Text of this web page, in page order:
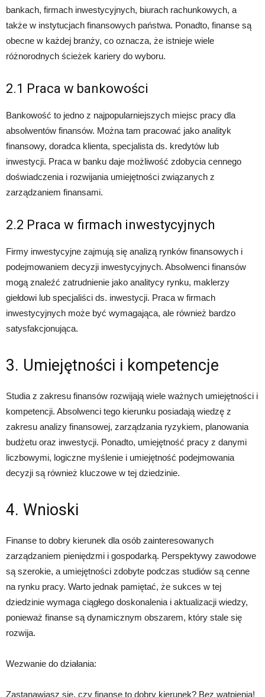
bankach, firmach inwestycyjnych, biurach rachunkowych, a
także w instytucjach finansowych państwa. Ponadto, finanse są
obecne w każdej branży, co oznacza, że istnieje wiele
różnorodnych ścieżek kariery do wyboru.
2.1 Praca w bankowości
Bankowość to jedno z najpopularniejszych miejsc pracy dla
absolwentów finansów. Można tam pracować jako analityk
finansowy, doradca klienta, specjalista ds. kredytów lub
inwestycji. Praca w banku daje możliwość zdobycia cennego
doświadczenia i rozwijania umiejętności związanych z
zarządzaniem finansami.
2.2 Praca w firmach inwestycyjnych
Firmy inwestycyjne zajmują się analizą rynków finansowych i
podejmowaniem decyzji inwestycyjnych. Absolwenci finansów
mogą znaleźć zatrudnienie jako analitycy rynku, maklerzy
giełdowi lub specjaliści ds. inwestycji. Praca w firmach
inwestycyjnych może być wymagająca, ale również bardzo
satysfakcjonująca.
3. Umiejętności i kompetencje
Studia z zakresu finansów rozwijają wiele ważnych umiejętności i
kompetencji. Absolwenci tego kierunku posiadają wiedzę z
zakresu analizy finansowej, zarządzania ryzykiem, planowania
budżetu oraz inwestycji. Ponadto, umiejętność pracy z danymi
liczbowymi, logiczne myślenie i umiejętność podejmowania
decyzji są również kluczowe w tej dziedzinie.
4. Wnioski
Finanse to dobry kierunek dla osób zainteresowanych
zarządzaniem pieniędzmi i gospodarką. Perspektywy zawodowe
są szerokie, a umiejętności zdobyte podczas studiów są cenne
na rynku pracy. Warto jednak pamiętać, że sukces w tej
dziedzinie wymaga ciągłego doskonalenia i aktualizacji wiedzy,
ponieważ finanse są dynamicznym obszarem, który stale się
rozwija.
Wezwanie do działania:
Zastanawiasz się, czy finanse to dobry kierunek? Bez wątpienia!